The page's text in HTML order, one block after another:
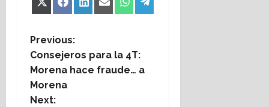
Share
X
Share
Facebook
Share
LinkedIn
Share
EmailShare
WhatsApp
Share
Telegram
P
o
s
Previous:
Consejeros para la 4T:
Morena hace fraude… a
Morena
Next: